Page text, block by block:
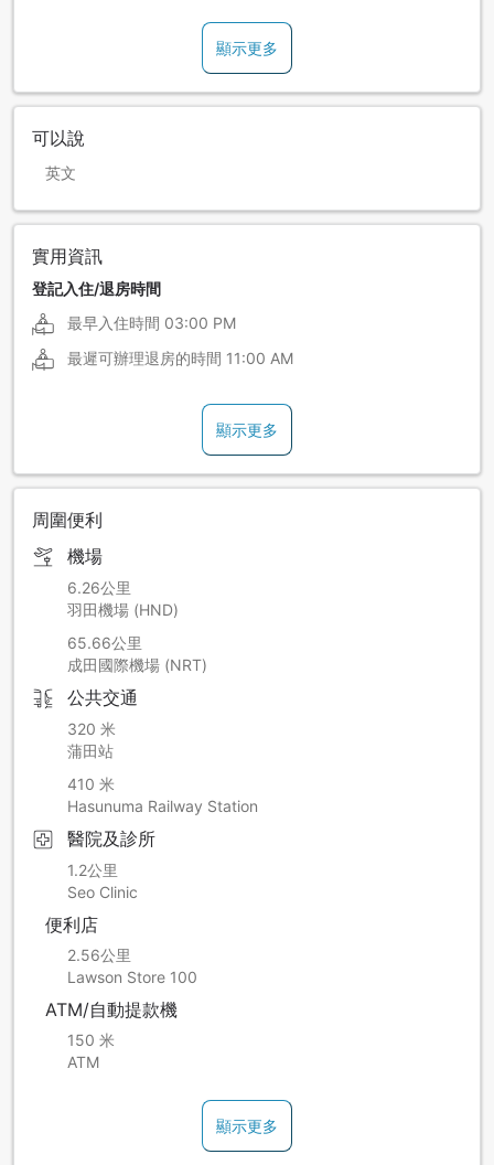
顯示更多
可以說
英文
實用資訊
登記入住/退房時間
最早入住時間 03:00 PM
最遲可辦理退房的時間 11:00 AM
顯示更多
周圍便利
機場
6.26公里
羽田機場 (HND)
65.66公里
成田國際機場 (NRT)
公共交通
320 米
蒲田站
410 米
Hasunuma Railway Station
醫院及診所
1.2公里
Seo Clinic
便利店
2.56公里
Lawson Store 100
ATM/自動提款機
150 米
ATM
顯示更多